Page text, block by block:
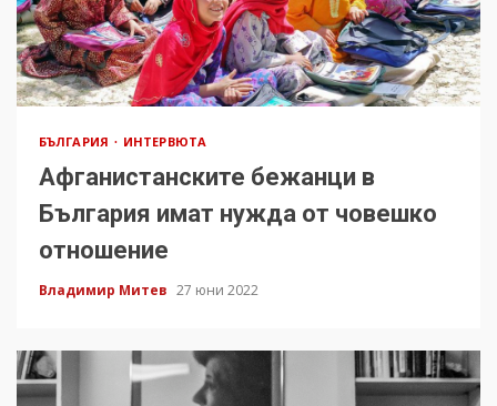
БЪЛГАРИЯ ИНТЕРВЮТА
Афганистанските бежанци в
България имат нужда от човешко
отношение
Владимир Митев 27 юни 2022